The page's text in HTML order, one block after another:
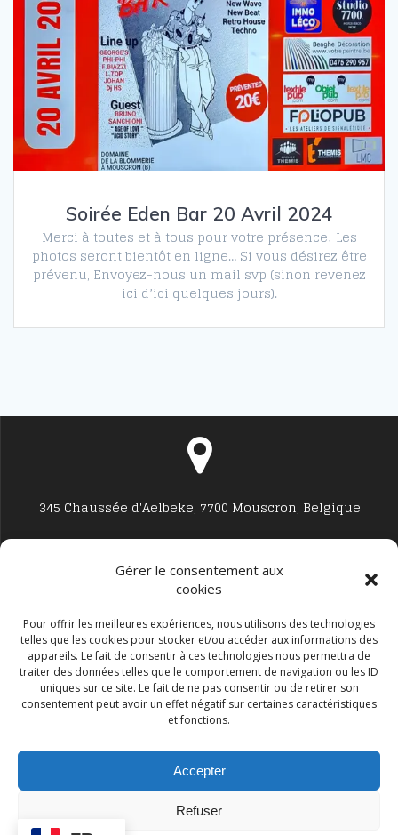
Gérer le consentement aux
cookies
Pour offrir les meilleures expériences, nous utilisons des technologies
telles que les cookies pour stocker et/ou accéder aux informations des
appareils. Le fait de consentir à ces technologies nous permettra de
traiter des données telles que le comportement de navigation ou les ID
uniques sur ce site. Le fait de ne pas consentir ou de retirer son
consentement peut avoir un effet négatif sur certaines caractéristiques
et fonctions.
Accepter
Refuser
Soirée Eden Bar 20 Avril 2024
Merci à toutes et à tous pour votre présence! Les
photos seront bientôt en ligne… Si vous désirez être
prévenu, Envoyez-nous un mail svp (sinon revenez
ici d’ici quelques jours).
345 Chaussée d'Aelbeke, 7700 Mouscron, Belgique
Studio7700@live.be